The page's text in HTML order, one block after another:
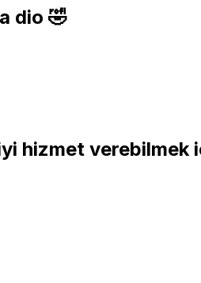
dio 🤣
hizmet verebilmek